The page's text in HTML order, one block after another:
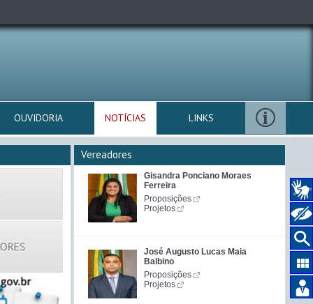
OUVIDORIA NOTÍCIAS LINKS
Vereadores
Gisandra Ponciano Moraes
Ferreira
Proposições
Projetos
José Augusto Lucas Maia
Balbino
Proposições
Projetos